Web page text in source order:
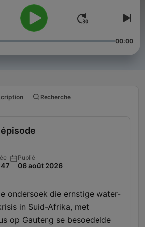
00:00
Recherche
Publié
06 août 2026
ondersoek die ernstige water-
in Suid-Afrika, met
op Gauteng se besoedelde